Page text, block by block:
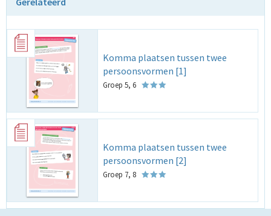
Komma plaatsen tussen twee
persoonsvormen [1]
Groep 5, 6
Komma plaatsen tussen twee
persoonsvormen [2]
Groep 7, 8